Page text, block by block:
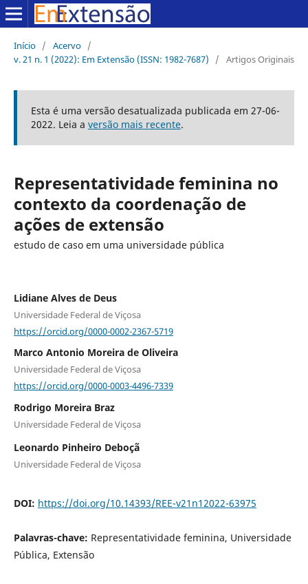
Início / Acervo /
v. 21 n. 1 (2022): Em Extensão (ISSN: 1982-7687)
/ Artigos Originais
Esta é uma versão desatualizada publicada em 27-06-
2022. Leia a versão mais recente.
Representatividade feminina no
contexto da coordenação de
ações de extensão
estudo de caso em uma universidade pública
Lidiane Alves de Deus
Universidade Federal de Viçosa
https://orcid.org/0000-0002-2367-5719
Marco Antonio Moreira de Oliveira
Universidade Federal de Viçosa
https://orcid.org/0000-0003-4496-7339
Rodrigo Moreira Braz
Universidade Federal de Viçosa
Leonardo Pinheiro Deboçã
Universidade Federal de Viçosa
DOI: https://doi.org/10.14393/REE-v21n12022-63975
Palavras-chave: Representatividade feminina, Universidade
Pública, Extensão